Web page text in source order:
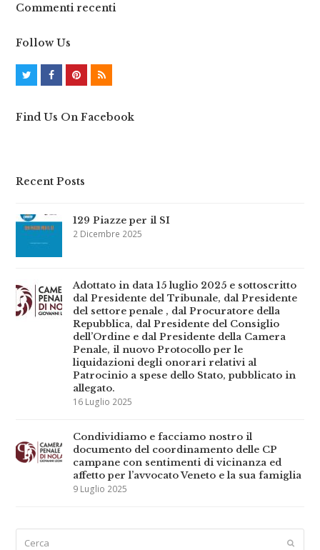
Commenti recenti
Follow Us
i
e
c
o
k
n
r
s
R
S
Find Us On Facebook
Recent Posts
129 Piazze per il SI
2 Dicembre 2025
Adottato in data 15 luglio 2025 e sottoscritto
dal Presidente del Tribunale, dal Presidente
del settore penale , dal Procuratore della
Repubblica, dal Presidente del Consiglio
dell’Ordine e dal Presidente della Camera
Penale, il nuovo Protocollo per le
liquidazioni degli onorari relativi al
Patrocinio a spese dello Stato, pubblicato in
allegato.
16 Luglio 2025
Condividiamo e facciamo nostro il
documento del coordinamento delle CP
campane con sentimenti di vicinanza ed
affetto per l’avvocato Veneto e la sua famiglia
9 Luglio 2025